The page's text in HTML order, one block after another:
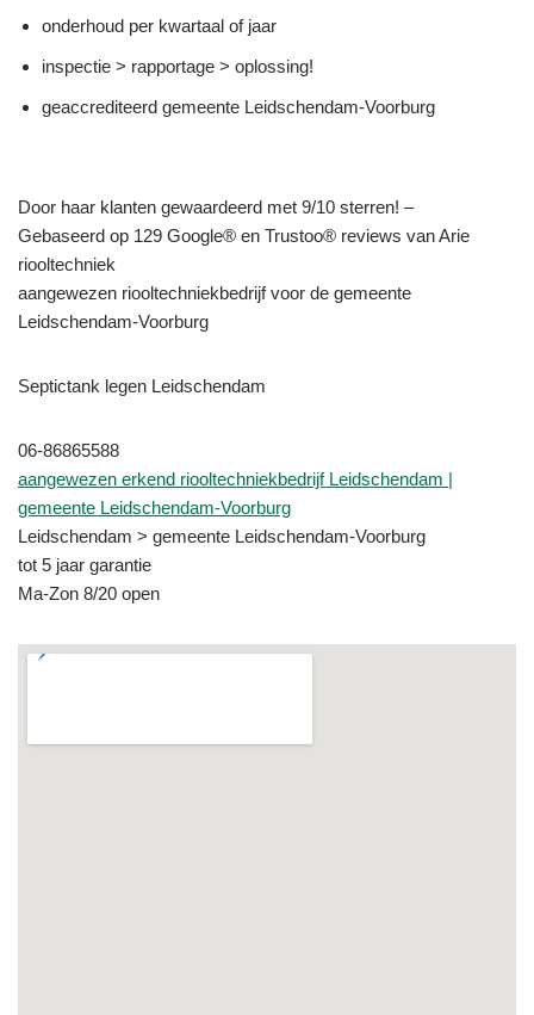
onderhoud per kwartaal of jaar
inspectie > rapportage > oplossing!
geaccrediteerd gemeente Leidschendam-Voorburg
Door haar klanten gewaardeerd met 9/10 sterren! –
Gebaseerd op 129 Google® en Trustoo® reviews van Arie
riooltechniek
aangewezen riooltechniekbedrijf voor de gemeente
Leidschendam-Voorburg
Septictank legen Leidschendam
06-86865588
aangewezen erkend riooltechniekbedrijf Leidschendam |
gemeente Leidschendam-Voorburg
Leidschendam > gemeente Leidschendam-Voorburg
tot 5 jaar garantie
Ma-Zon 8/20 open